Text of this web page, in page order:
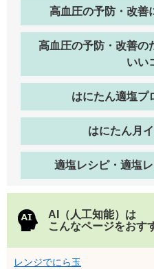
高血圧の予防・改善
高血圧の予防・改善の
いい
はにたん適塩プ
はにたん月
適塩レシピ・適塩
AI（人工知能）は
こんなページをおす
レンジでにら玉